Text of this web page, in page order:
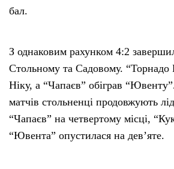
бал.
З однаковим рахунком 4:2
Стольному та Садовому. “Торнадо
Ніку, а “Чапаєв” обіграв
матчів стольненці продовжують
“Чапаєв” на четвертому місці,
“Ювента” опустилася на дев’яте.